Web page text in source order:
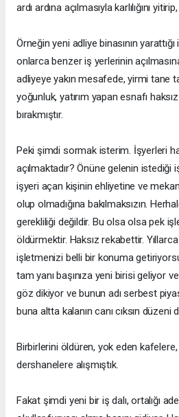
ardı ardına açılmasıyla karlılığını
Örneğin yeni adliye binasının
onlarca benzer iş yerlerinin
adliyeye yakın mesafede, yirmi tane
yoğunluk, yatırım yapan esnafı
bırakmıştır.
Peki şimdi sormak isterim. İşyerleri
açılmaktadır? Önüne gelenin istediği
işyeri açan kişinin ehliyetine ve
olup olmadığına bakılmaksızın.
gerekliliği değildir. Bu olsa olsa pek
öldürmektir. Haksız rekabettir.
işletmenizi belli bir konuma
tam yanı başınıza yeni birisi geliyor
göz dikiyor ve bunun adı serbest
buna altta kalanın canı cıksın düzeni
Birbirlerini öldüren, yok eden
dershanelere alışmıştık.
Fakat şimdi yeni bir iş dalı, ortalığı